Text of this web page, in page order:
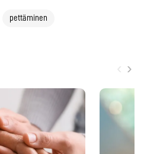
pettäminen
›